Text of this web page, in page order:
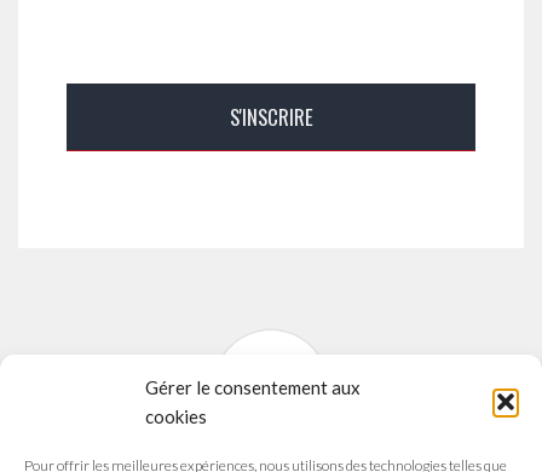
Gérer le consentement aux
cookies
Pour offrir les meilleures expériences, nous utilisons des technologies telles que